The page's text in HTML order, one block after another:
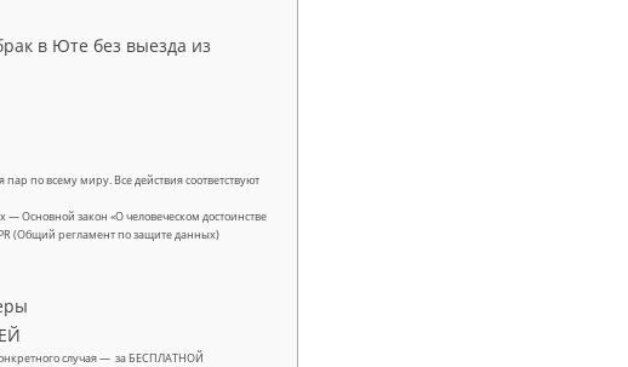
в Юте без выезда из
по всему миру. Все действия соответствуют
Основной закон «О человеческом достоинстве
(Общий регламент по защите данных)
случая — за БЕСПЛАТНОЙ